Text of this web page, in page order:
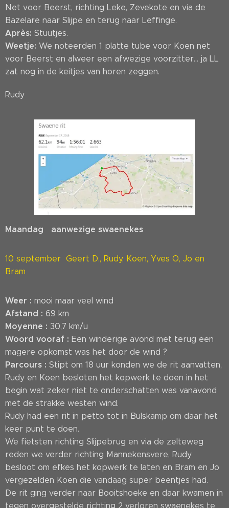
Net voor Beerst, richting Leke, Zevekote en via de
Bazelare naar Slijpe en terug naar Leffinge.
Après: Stuutjes.
Weetje: We noteerden 1 platte tube voor Koen net
voor Beerst en alweer een afwezige voorzitter... ja LL
zat nog in de keitjes van horen zeggen.
Rudy
Maandag aanwezige swaenekes
10 september Geert D., Rudy, Koen, Yves O, Jo en
Bram
Weer : mooi maar veel wind
Afstand : 69 km
Moyenne : 30,7 km/u
Woord vooraf : Een winderige avond met terug een
magere opkomst was het door de wind ?
Parcours : Stipt om 18 uur konden we de rit aanvatten,
Rudy en Koen besloten het kopwerk te doen in het
begin wat zeker niet te onderschatten was vanavond
met de strakke westen wind.
Rudy had een rit in petto tot in Bulskamp om daar het
keer punt te doen.
We fietsten richting Slijpebrug en via de zelteweg
reden we verder richting Mannekensvere, Rudy
besloot om efkes het kopwerk te laten en Bram en Jo
vergezelden Koen die vandaag super beentjes had.
De rit ging verder naar Booitshoeke en daar kwamen in
tegen overgestelde richting 2 verloren swaenekes te